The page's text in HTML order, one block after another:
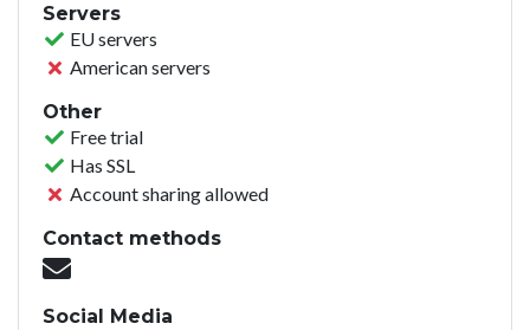
Servers
EU servers
American servers
Other
Free trial
Has SSL
Account sharing allowed
Contact methods
Social Media